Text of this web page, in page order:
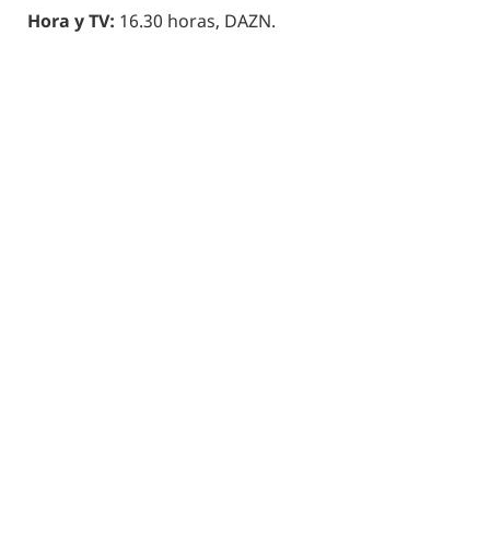
Hora y TV: 16.30 horas, DAZN.